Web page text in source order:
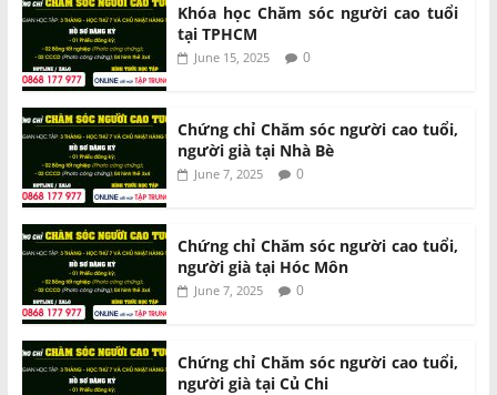
Khóa học Chăm sóc người cao tuổi
tại TPHCM
June 15, 2025 0
Chứng chỉ Chăm sóc người cao tuổi,
người già tại Nhà Bè
June 7, 2025 0
Chứng chỉ Chăm sóc người cao tuổi,
người già tại Hóc Môn
June 7, 2025 0
Chứng chỉ Chăm sóc người cao tuổi,
người già tại Củ Chi